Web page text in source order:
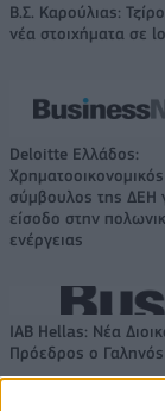
Β.Σ. Καρούλιας:
νέα στοιχήματα σε
Deloitte Ελλάδος:
Χρηματοοικονομικός
σύμβουλος της ΔΕΗ
είσοδο στην
ενέργειας
IAB Hellas: Νέα
Πρόεδρος ο Γαληνός